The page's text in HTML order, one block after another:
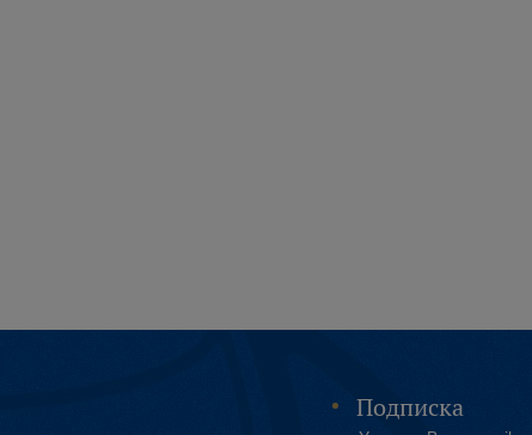
Подписка